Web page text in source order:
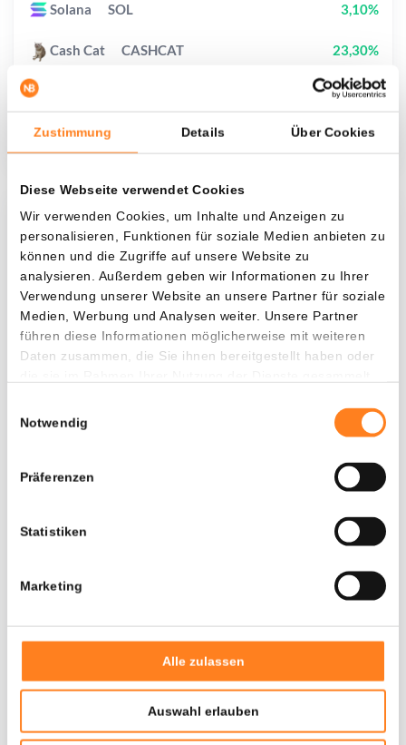
Zustimmung Details Über Cookies
Diese Webseite verwendet Cookies
Wir verwenden Cookies, um Inhalte und Anzeigen zu
personalisieren, Funktionen für soziale Medien anbieten zu
können und die Zugriffe auf unsere Website zu
analysieren. Außerdem geben wir Informationen zu Ihrer
Verwendung unserer Website an unsere Partner für soziale
Medien, Werbung und Analysen weiter. Unsere Partner
führen diese Informationen möglicherweise mit weiteren
Daten zusammen, die Sie ihnen bereitgestellt haben oder
Notwendig
Präferenzen
Statistiken
Marketing
Alle zulassen
Auswahl erlauben
Was, wenn ich...?
Zie hoeveel waarde je vandaag zou hebben als
je dollar-cost averaging had toegepast op
verschillende cryptocurrencies.
$197,97
Solana SOL 3,10%
Cash Cat CASHCAT 23,30%
149,10%
Bitcoin 0,00%